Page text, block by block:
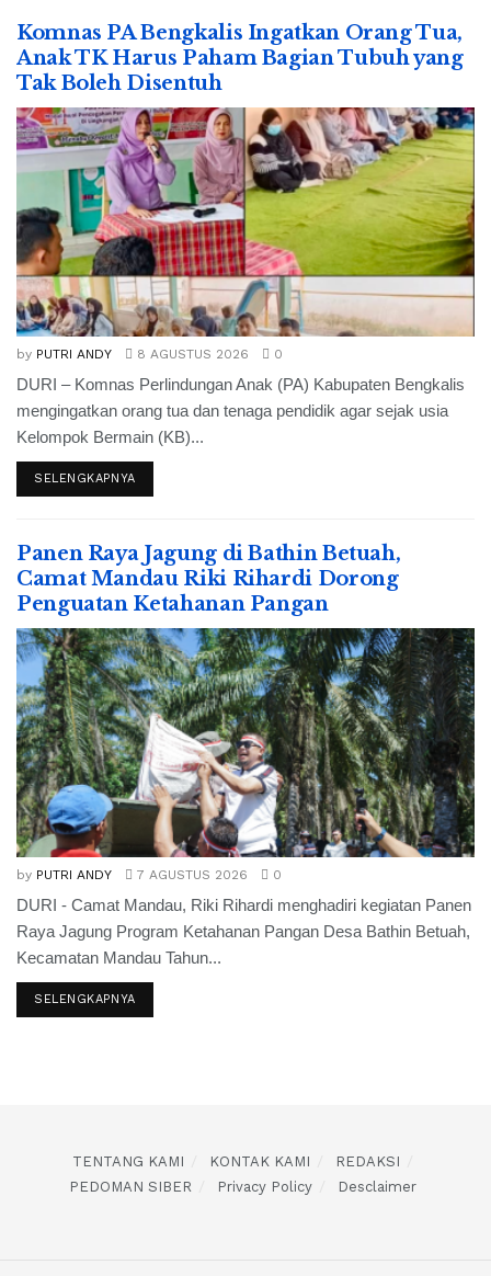
Komnas PA Bengkalis Ingatkan Orang Tua,
Anak TK Harus Paham Bagian Tubuh yang
Tak Boleh Disentuh
by PUTRI ANDY 8 AGUSTUS 2026 0
DURI – Komnas Perlindungan Anak (PA) Kabupaten Bengkalis
mengingatkan orang tua dan tenaga pendidik agar sejak usia
Kelompok Bermain (KB)...
SELENGKAPNYA
Panen Raya Jagung di Bathin Betuah,
Camat Mandau Riki Rihardi Dorong
Penguatan Ketahanan Pangan
by PUTRI ANDY 7 AGUSTUS 2026 0
DURI - Camat Mandau, Riki Rihardi menghadiri kegiatan Panen
Raya Jagung Program Ketahanan Pangan Desa Bathin Betuah,
Kecamatan Mandau Tahun...
SELENGKAPNYA
TENTANG KAMI KONTAK KAMI
REDAKSI
PEDOMAN SIBER
Privacy Policy Desclaimer